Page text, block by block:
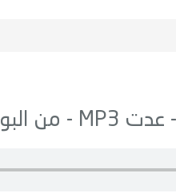
عدت